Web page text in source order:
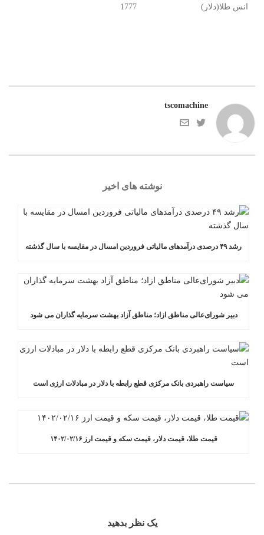
انس طلا(دلار) 1777
tscomachine
نوشته های اخیر
رشد ۴۹ درصدی درآمدهای مالیاتی فروردین امسال در مقایسه با سال گذشته
دبیر شورای‌عالی مناطق ازاد؛ مناطق آزاد بهشت سرمایه گذاران می شود
سیاست راهبردی بانک مرکزی قطع رابطه با دلار در مبادلات ارزی است
قیمت طلا، قیمت دلار، قیمت سکه و قیمت ارز ۱۴۰۲/۰۲/۱۶
یک نظر بدهید